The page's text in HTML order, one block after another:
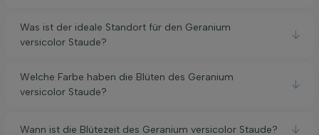
Was ist der ideale Standort für den Geranium
versicolor Staude?
Welche Farbe haben die Blüten des Geranium
versicolor Staude?
Wann ist die Blütezeit des Geranium versicolor Staude?